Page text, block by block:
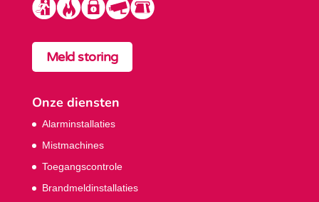
Meld storing
Onze diensten
Alarminstallaties
Mistmachines
Toegangscontrole
Brandmeldinstallaties